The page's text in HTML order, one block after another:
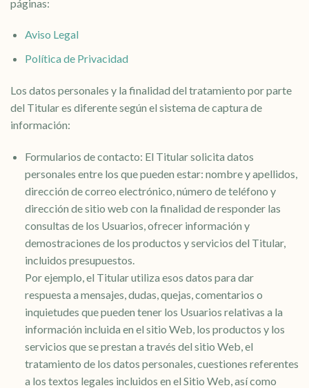
páginas:
Aviso Legal
Política de Privacidad
Los datos personales y la finalidad del tratamiento por parte
del Titular es diferente según el sistema de captura de
información:
Formularios de contacto: El Titular solicita datos
personales entre los que pueden estar: nombre y apellidos,
dirección de correo electrónico, número de teléfono y
dirección de sitio web con la finalidad de responder las
consultas de los Usuarios, ofrecer información y
demostraciones de los productos y servicios del Titular,
incluidos presupuestos.
Por ejemplo, el Titular utiliza esos datos para dar
respuesta a mensajes, dudas, quejas, comentarios o
inquietudes que pueden tener los Usuarios relativas a la
información incluida en el sitio Web, los productos y los
servicios que se prestan a través del sitio Web, el
tratamiento de los datos personales, cuestiones referentes
a los textos legales incluidos en el Sitio Web, así como